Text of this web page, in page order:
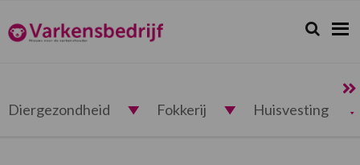
de
hoofdnavigatie
de
hoofd
de
eerste
de
voettekst
Varkensbedrijf.nl Zoeken...
Zoek
Diergezondheid Fokkerij Huisvesting